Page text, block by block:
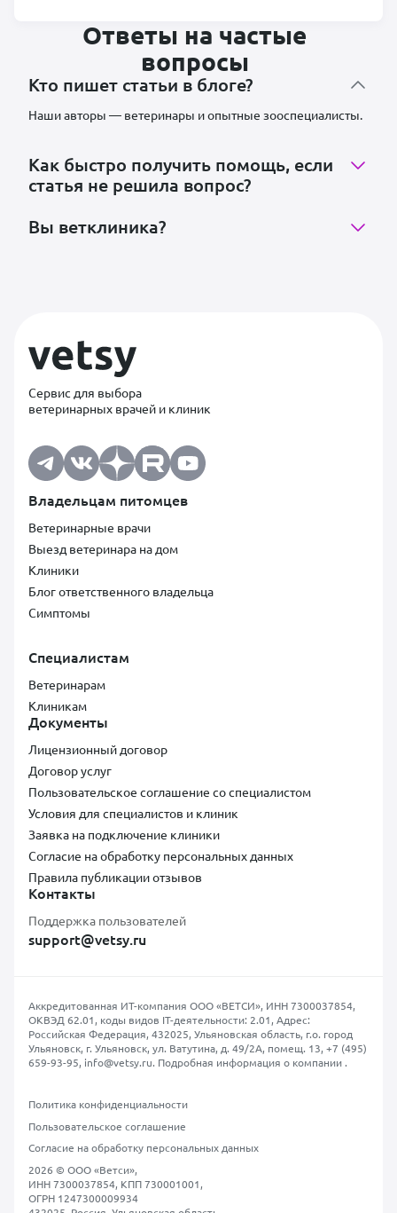
Ответы на частые
вопросы
Кто пишет статьи в блоге?
Наши авторы — ветеринары и опытные зооспециалисты.
Как быстро получить помощь, если
статья не решила вопрос?
Вы ветклиника?
Сервис для выбора
ветеринарных врачей и клиник
Владельцам питомцев
Ветеринарные врачи
Выезд ветеринара на дом
Клиники
Блог ответственного владельца
Симптомы
Специалистам
Ветеринарам
Клиникам
Документы
Лицензионный договор
Договор услуг
Пользовательское соглашение со специалистом
Условия для специалистов и клиник
Заявка на подключение клиники
Согласие на обработку персональных данных
Правила публикации отзывов
Контакты
Поддержка пользователей
support@vetsy.ru
Аккредитованная ИТ-компания ООО «ВЕТСИ», ИНН 7300037854,
ОКВЭД 62.01, коды видов IT-деятельности: 2.01, Адрес:
Российская Федерация, 432025, Ульяновская область, г.о. город
Ульяновск, г. Ульяновск, ул. Ватутина, д. 49/2А, помещ. 13, +7 (495)
659-93-95, info@vetsy.ru. Подробная информация о компании.
Политика конфиденциальности
Пользовательское соглашение
Согласие на обработку персональных данных
2026 © ООО «Ветси»,
ИНН 7300037854, КПП 730001001,
ОГРН 1247300009934